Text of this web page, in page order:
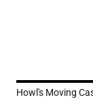
Howl's Moving